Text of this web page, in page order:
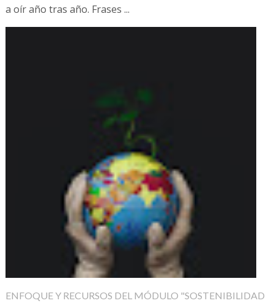
a oír año tras año. Frases ...
ENFOQUE Y RECURSOS DEL MÓDULO "SOSTENIBILIDAD